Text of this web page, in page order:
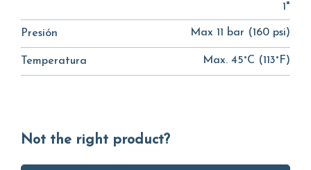
1"
Presión Max 11 bar (160 psi)
Temperatura Max. 45°C (113°F)
Not the right product?